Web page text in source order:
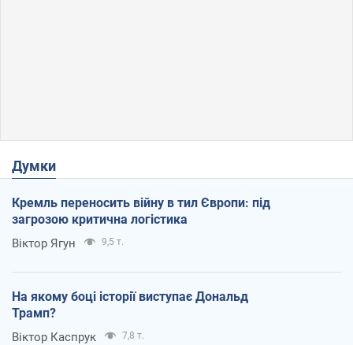
Думки
Кремль переносить війну в тил Європи: під
загрозою критична логістика
Віктор Ягун 9,5 т.
На якому боці історії виступає Дональд
Трамп?
Віктор Каспрук 7,8 т.